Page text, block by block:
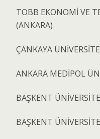
TOBB EKONOMİ VE
(ANKARA)
ÇANKAYA
ANKARA MEDİPOL
BAŞKENT
BAŞKENT